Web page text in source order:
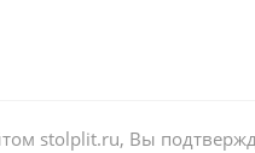
stolplit.ru, Вы